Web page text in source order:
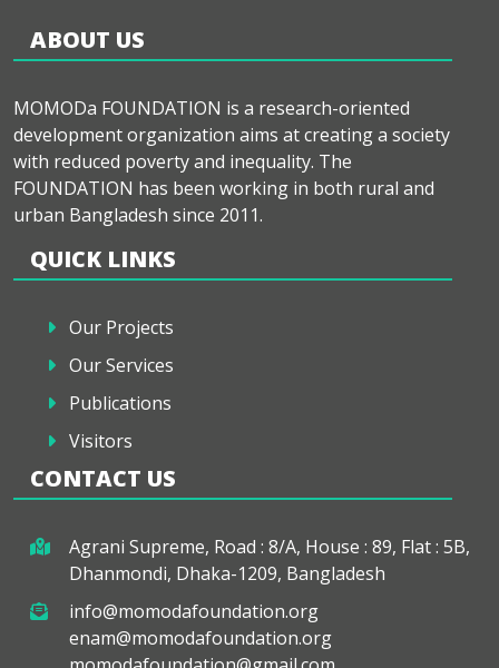
ABOUT US
MOMODa FOUNDATION is a research-oriented
development organization aims at creating a society
with reduced poverty and inequality. The
FOUNDATION has been working in both rural and
urban Bangladesh since 2011.
QUICK LINKS
Our Projects
Our Services
Publications
Visitors
CONTACT US
Agrani Supreme, Road : 8/A, House : 89, Flat : 5B,
Dhanmondi, Dhaka-1209, Bangladesh
info@momodafoundation.org
enam@momodafoundation.org